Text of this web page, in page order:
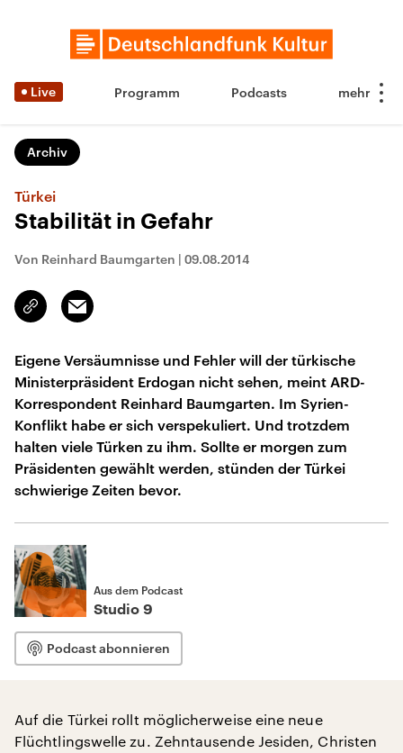
Live Programm Podcasts
Archiv
Türkei
Stabilität in Gefahr
Von Reinhard Baumgarten | 09.08.2014
Link
kopieren/teilen
Email
Eigene Versäumnisse und Fehler will der türkische
Ministerpräsident Erdogan nicht sehen, meint ARD-
Korrespondent Reinhard Baumgarten. Im Syrien-
Konflikt habe er sich verspekuliert. Und trotzdem
halten viele Türken zu ihm. Sollte er morgen zum
Präsidenten gewählt werden, stünden der Türkei
schwierige Zeiten bevor.
Aus dem Podcast
Studio 9
Podcast abonnieren
Auf die Türkei rollt möglicherweise eine neue
Flüchtlingswelle zu. Zehntausende Jesiden, Christen